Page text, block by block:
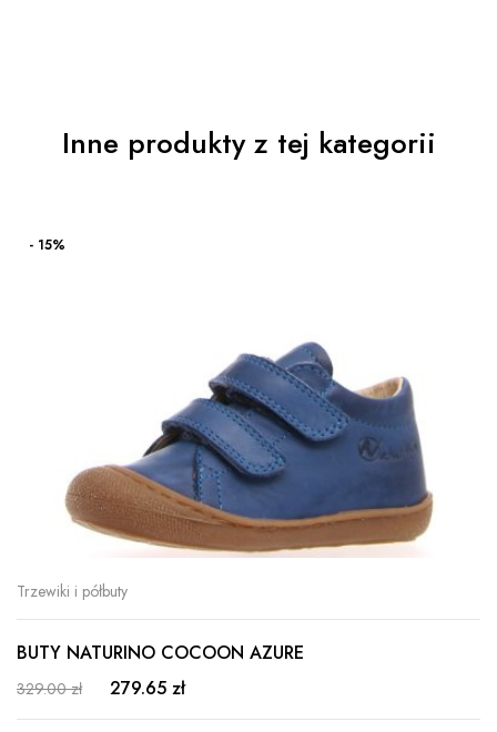
Inne produkty z tej kategorii
- 15%
Trzewiki i półbuty
BUTY NATURINO COCOON AZURE
329.00 zł 279.65 zł